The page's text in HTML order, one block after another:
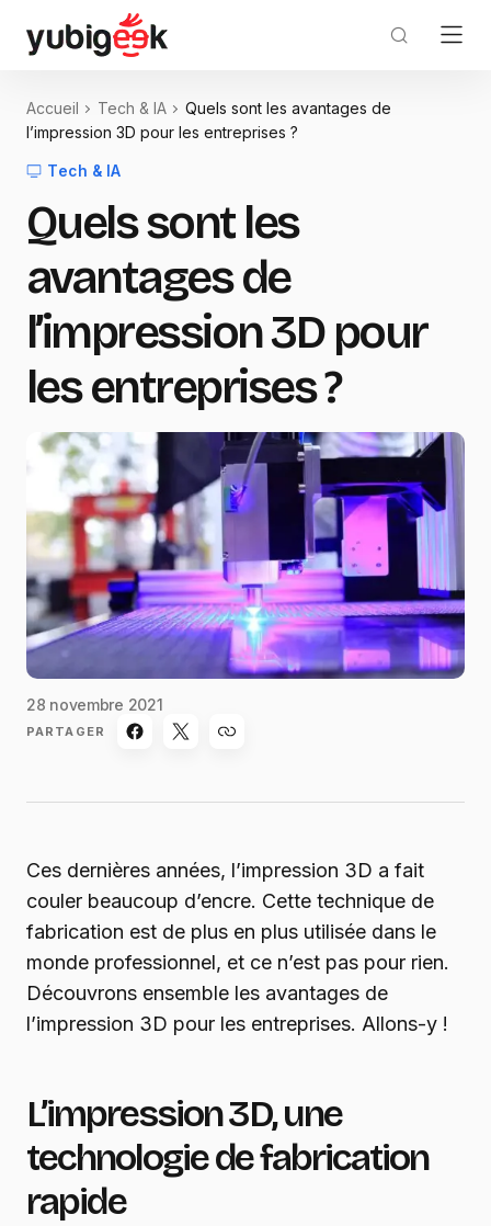
Accueil Tech & IA
Quels sont les avantages de
l’impression 3D pour les entreprises ?
Tech & IA
Quels sont les
avantages de
l’impression 3D pour
les entreprises ?
28 novembre 2021
PARTAGER
Ces dernières années, l’impression 3D a fait
couler beaucoup d’encre. Cette technique de
fabrication est de plus en plus utilisée dans le
monde professionnel, et ce n’est pas pour rien.
Découvrons ensemble les avantages de
l’impression 3D pour les entreprises. Allons-y !
L’impression 3D, une
technologie de fabrication
rapide